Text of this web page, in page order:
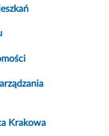
Krakowa